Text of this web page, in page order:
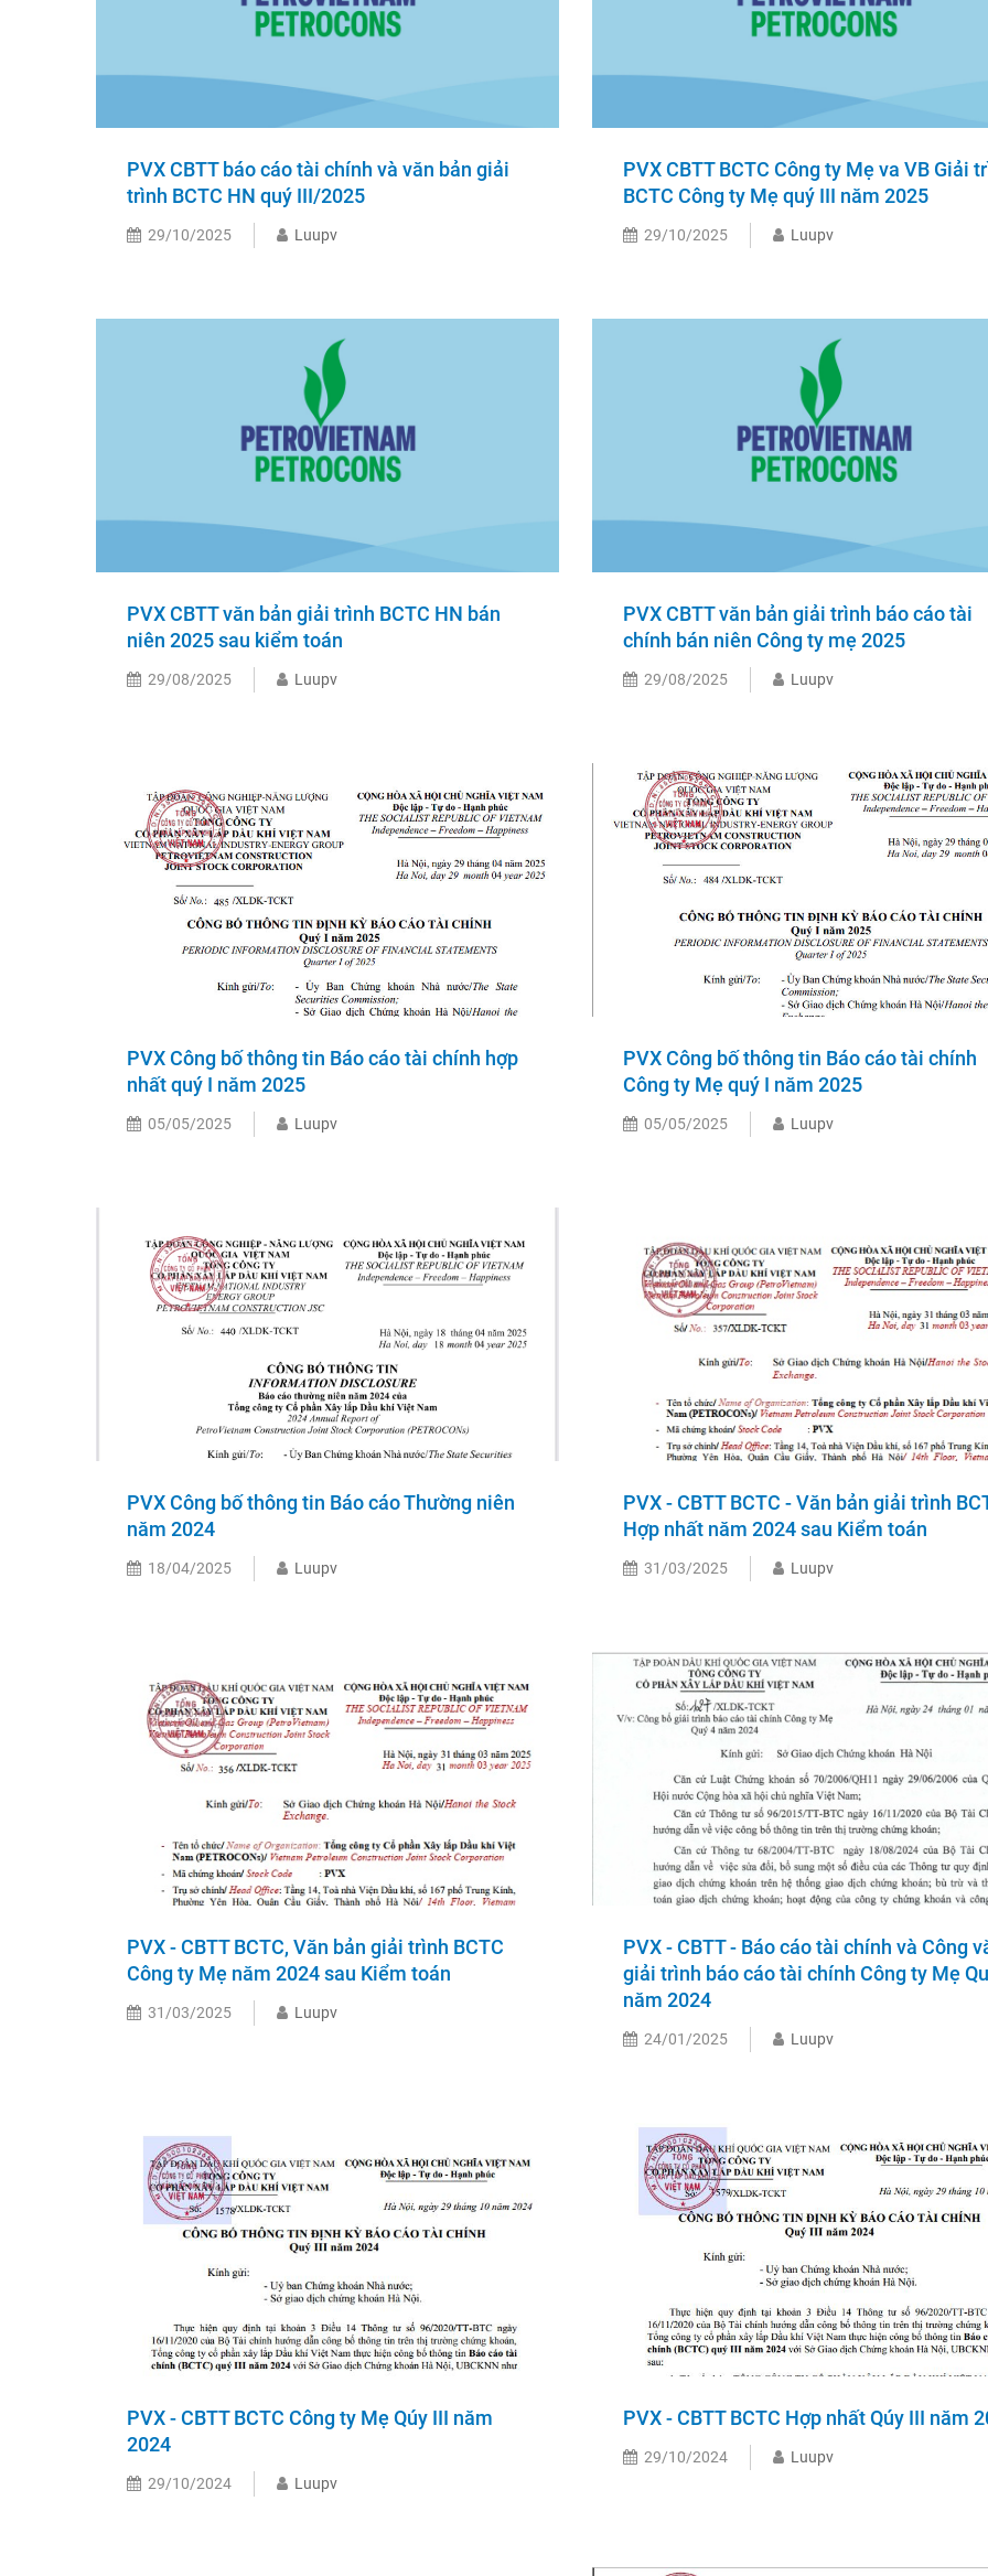
PVX CBTT báo cáo tài chính và văn bản giải
trình BCTC HN quý III/2025
29/10/2025 Luupv
PVX CBTT BCTC Công ty Mẹ va VB Giải
BCTC Công ty Mẹ quý III năm 2025
29/10/2025 Luupv
PVX CBTT văn bản giải trình BCTC HN bán
niên 2025 sau kiểm toán
29/08/2025 Luupv
PVX CBTT văn bản giải trình báo cáo tài
chính bán niên Công ty mẹ 2025
29/08/2025 Luupv
PVX Công bố thông tin Báo cáo tài chính hợp
nhất quý I năm 2025
05/05/2025 Luupv
PVX Công bố thông tin Báo cáo tài chính
Công ty Mẹ quý I năm 2025
05/05/2025 Luupv
PVX Công bố thông tin Báo cáo Thường niên
năm 2024
18/04/2025 Luupv
PVX - CBTT BCTC - Văn bản giải trình
Hợp nhất năm 2024 sau Kiểm toán
31/03/2025 Luupv
PVX - CBTT BCTC, Văn bản giải trình BCTC
Công ty Mẹ năm 2024 sau Kiểm toán
31/03/2025 Luupv
PVX - CBTT - Báo cáo tài chính và Công
giải trình báo cáo tài chính Công ty Mẹ
năm 2024
24/01/2025 Luupv
PVX - CBTT BCTC Công ty Mẹ Qúy III năm
2024
29/10/2024 Luupv
PVX - CBTT BCTC Hợp nhất Qúy III năm
29/10/2024 Luupv